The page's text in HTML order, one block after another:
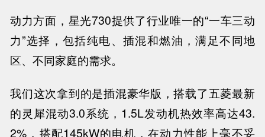
动力方面，星光730提供了行业唯一的“一车三动
力”选择，包括纯电、插混和燃油，满足不同地
区、不同家庭的需求。
我们这次拿到的是插混豪华版，搭载了五菱最新
的灵犀混动3.0系统，1.5L发动机热效率高达43.
2%，搭配145kW的电机，在动力性能上毫不妥